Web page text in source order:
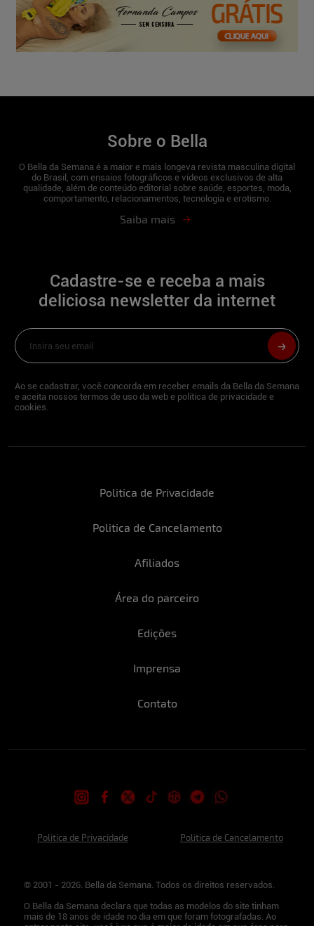
Sobre o Bella
O Bella da Semana é a maior e mais longeva revista masculina digital
do Brasil, com ensaios fotográficos e vídeos exclusivos de alta
qualidade, além de conteúdo editorial sobre saúde, esportes, moda,
comportamento, relacionamentos, tecnologia e erotismo.
Saiba mais
Politica de Privacidade
Politica de Cancelamento
Afiliados
Área do parceiro
Edições
Imprensa
Contato
Cadastre-se e receba a mais
deliciosa newsletter da internet
Ao se cadastrar, você concorda em receber emails da Bella da Semana
e aceita nossos termos de uso da web e política de privacidade e
cookies.
Politica de Privacidade Politica de Cancelamento
© 2001 - 2026. Bella da Semana. Todos os direitos reservados.
O Bella da Semana declara que todas as modelos do site tinham
mais de 18 anos de idade no dia em que foram fotografadas. Ao